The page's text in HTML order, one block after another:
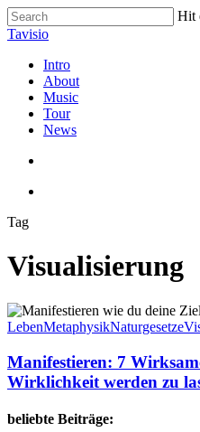
Skip
to
content
Hit
Close
Tavisio
search
Menu
Intro
About
Music
Tour
News
Tag
Visualisierung
Manifestieren:
7
Wege,
um
deine
Wirklichkeit
LebenMetaphysikNaturgesetze
Manifestieren: 7
Wirklichkeit werden zu
beliebte Beiträge: